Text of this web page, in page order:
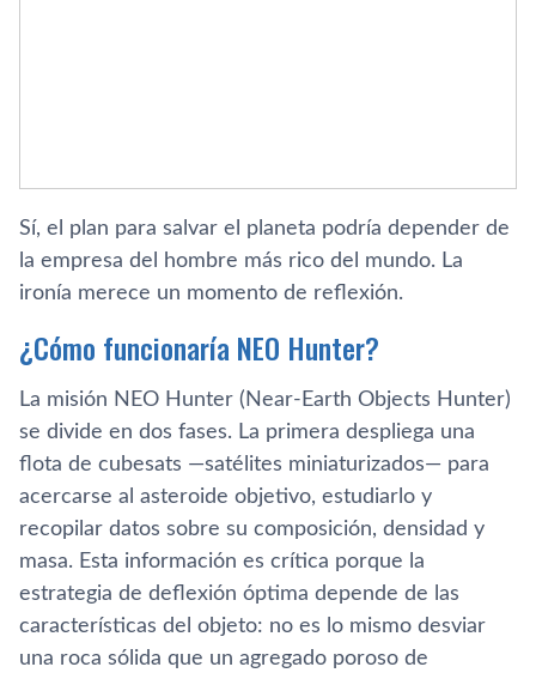
Sí, el plan para salvar el planeta podría depender de
la empresa del hombre más rico del mundo. La
ironía merece un momento de reflexión.
¿Cómo funcionaría NEO Hunter?
La misión NEO Hunter (Near-Earth Objects Hunter)
se divide en dos fases. La primera despliega una
flota de cubesats —satélites miniaturizados— para
acercarse al asteroide objetivo, estudiarlo y
recopilar datos sobre su composición, densidad y
masa. Esta información es crítica porque la
estrategia de deflexión óptima depende de las
características del objeto: no es lo mismo desviar
una roca sólida que un agregado poroso de